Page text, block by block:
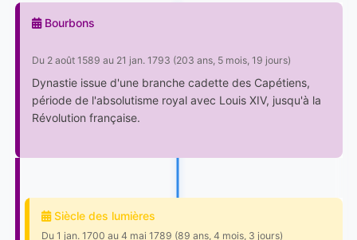
Bourbons
Du 2 août 1589 au 21 jan. 1793 (203 ans, 5 mois, 19 jours)
Dynastie issue d'une branche cadette des Capétiens,
période de l'absolutisme royal avec Louis XIV, jusqu'à la
Révolution française.
Siècle des lumières
Du 1 jan. 1700 au 4 mai 1789 (89 ans, 4 mois, 3 jours)